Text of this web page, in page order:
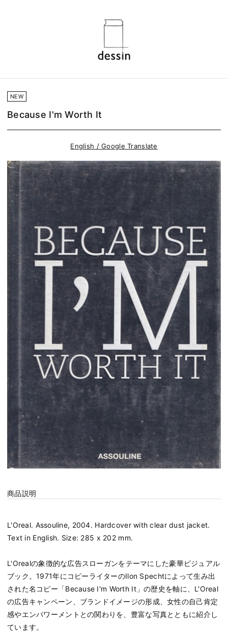
NEW
Because I'm Worth It
English / Google Translate
商品説明
L'Oreal. Assouline, 2004. Hardcover with clear dust jacket.
Text in English. Size: 285 x 202 mm.
L'Orealの象徴的な広告スローガンをテーマにした豪華ビジュアル
ブック。1971年にコピーライターのIlon Spechtによって生み出
された名コピー「Because I'm Worth It」の歴史を軸に、L'Oreal
の広告キャンペーン、ブランドイメージの形成、女性の自己肯定
感やエンパワーメントとの関わりを、豊富な写真とともに紹介し
ています。